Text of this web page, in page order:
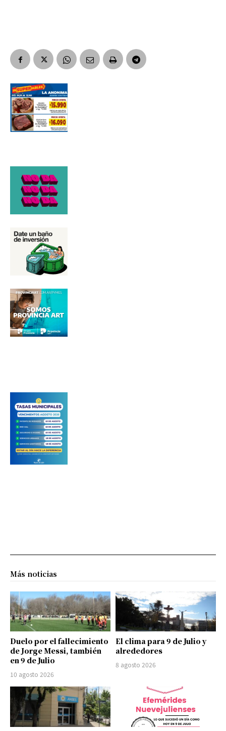
Dirección de correo electrónico
Nombre
Número de teléfono
Más noticias
Duelo por el fallecimiento
de Jorge Messi, también
en 9 de Julio
10 agosto 2026
El clima para 9 de Julio y
alrededores
8 agosto 2026